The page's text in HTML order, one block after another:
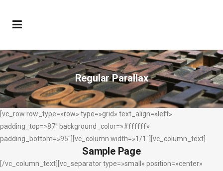
Regular Parallax
[vc_row row_type=»row» type=»grid» text_align=»left»
padding_top=»87″ background_color=»#ffffff»
padding_bottom=»95″][vc_column width=»1/1″][vc_column_text]
Sample Page
[/vc_column_text][vc_separator type=»small» position=»center»